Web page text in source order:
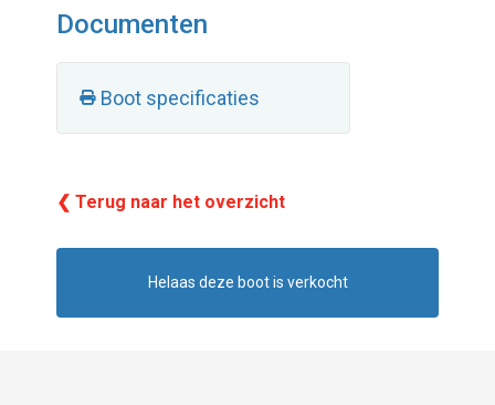
Documenten
Boot specificaties
❮ Terug naar het overzicht
Helaas deze boot is verkocht